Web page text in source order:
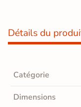
Détails du
Catégorie
Dimensions